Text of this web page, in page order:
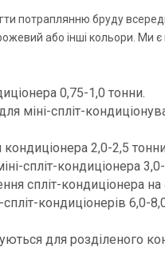
потраплянню бруду
або інші кольори. Ми є
0,75-1,0 тонни.
міні-спліт-
2,0-2,5
спліт-кондиціонера
спліт-кондиціонера на
кондиціонерів 6,0-
для розділеного